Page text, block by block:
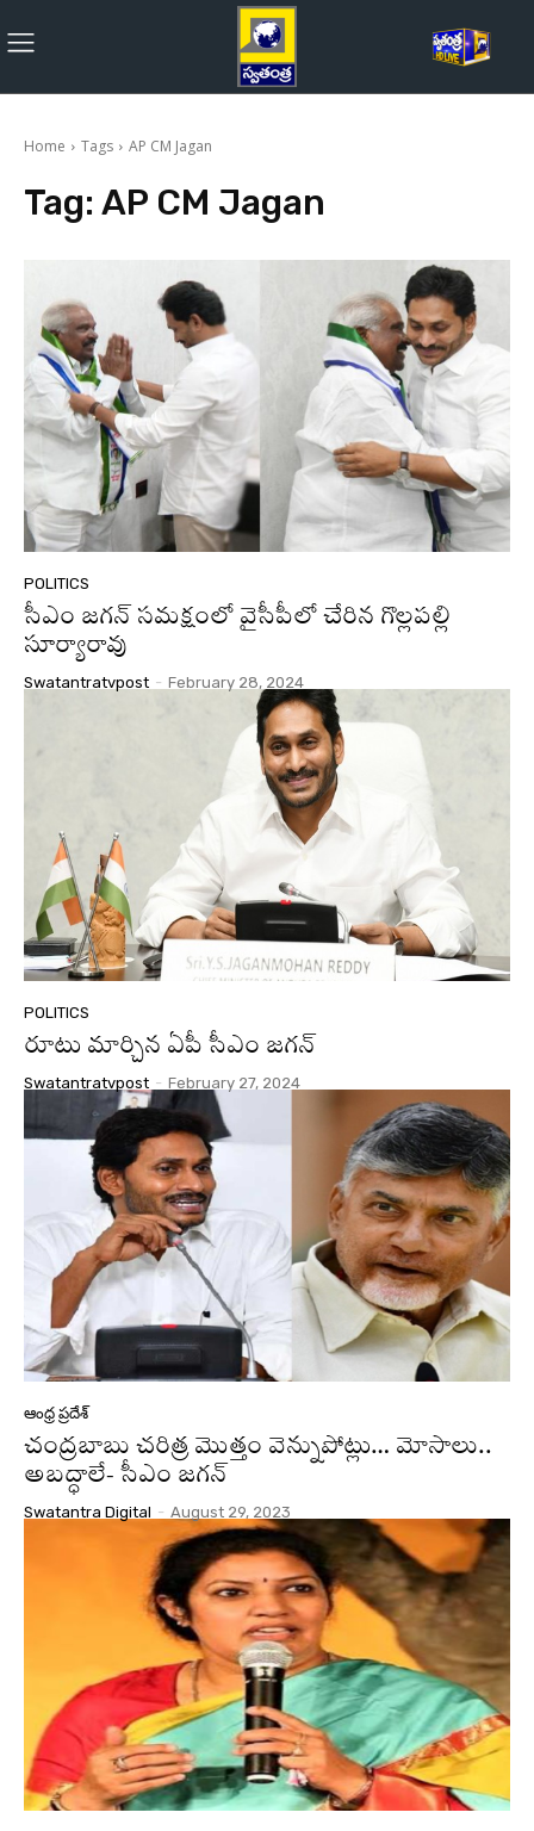
Home Tags AP CM Jagan
Tag: AP CM Jagan
POLITICS
సీఎం జగన్ సమక్షంలో వైసీపీలో చేరిన గొల్లపల్లి
సూర్యారావు
Swatantratvpost - February 28, 2024
POLITICS
రూటు మార్చిన ఏపీ సీఎం జగన్
Swatantratvpost - February 27, 2024
ఆంధ్ర ప్రదేశ్
చంద్రబాబు చరిత్ర మొత్తం వెన్నుపోట్లు… మోసాలు..
అబద్ధాలే- సీఎం జగన్
Swatantra Digital - August 29, 2023